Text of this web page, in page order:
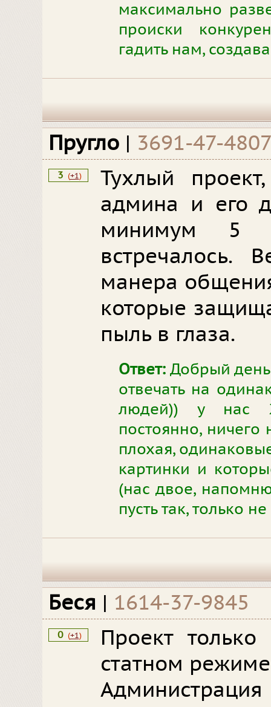
максимально
происки
гадить нам,
Пругло | 3691-47-
3 (+1)
Тухлый
админа и его
минимум 5
манера
которые
пыль в глаза.
Ответ: Добрый
отвечать на
людей)) у нас
постоянно,
плохая,
картинки и
(нас двое,
пусть так, только
Беся | 1614-37-9845
0 (+1)
Проект только
статном